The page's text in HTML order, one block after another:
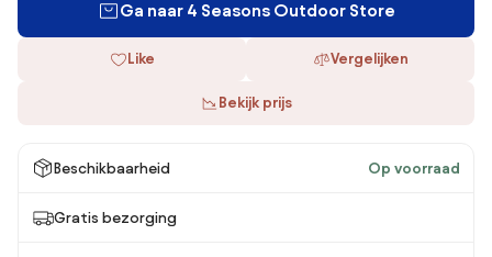
Ga naar 4 Seasons Outdoor Store
Like Vergelijken
Bekijk prijs
Beschikbaarheid Op voorraad
Gratis bezorging